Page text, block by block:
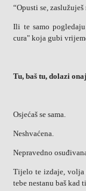
“Opusti se,
Ili te samo
cura" koja gubi
Tu, baš tu, dolazi
Osjećaš se sama.
Neshvaćena.
Nepravedno
Tijelo te izdaje, volja
tebe nestanu baš kad